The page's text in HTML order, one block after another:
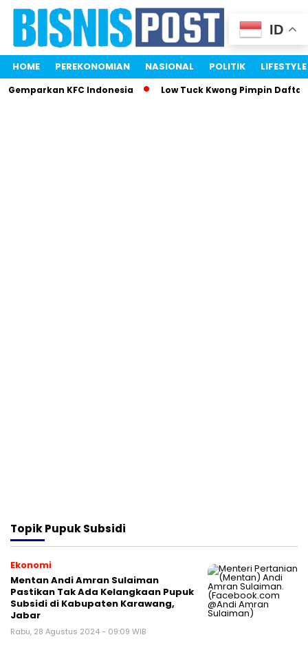
HOME PEREKONOMIAN NASIONAL POLITIK LIFESTYLE
KFC Indonesia Low Tuck Kwong Pimpin
TopikPupuk Subsidi
Ekonomi
Mentan Andi Amran Sulaiman
Pastikan Tak Ada Kelangkaan Pupuk
Subsidi di Kabupaten Karawang,
Jabar
Rabu, 28 Agustus 2024 - 09:09 WIB
ID